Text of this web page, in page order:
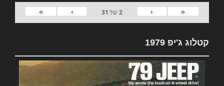
«
‹
2של 31
›
»
קטלוג ג'יפ 1979